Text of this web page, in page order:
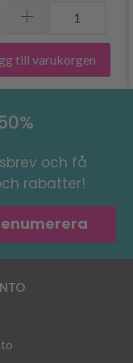
till varukorgen
och få
rabatter!